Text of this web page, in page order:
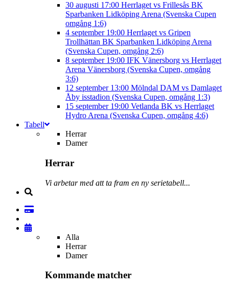
30 augusti 17:00 Herrlaget vs Frillesås BK
Sparbanken Lidköping Arena (Svenska Cupen
omgång 1:6)
4 september 19:00 Herrlaget vs Gripen
Trollhättan BK Sparbanken Lidköping Arena
(Svenska Cupen, omgång 2:6)
8 september 19:00 IFK Vänersborg vs Herrlaget
Arena Vänersborg (Svenska Cupen, omgång
3:6)
12 september 13:00 Mölndal DAM vs Damlaget
Åby isstadion (Svenska Cupen, omgång 1:3)
15 september 19:00 Vetlanda BK vs Herrlaget
Hydro Arena (Svenska Cupen, omgång 4:6)
Tabell
Herrar
Damer
Herrar
Vi arbetar med att ta fram en ny serietabell...
Alla
Herrar
Damer
Kommande matcher